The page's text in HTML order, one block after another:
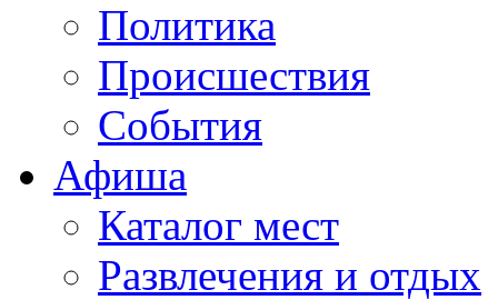
Политика
Происшествия
События
Афиша
Каталог мест
Развлечения и отдых